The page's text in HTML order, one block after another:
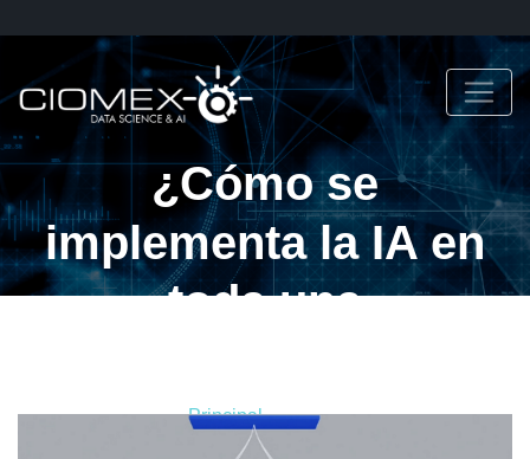
¿Cómo se
implementa la IA en
toda una
Principal
Blog
¿Cómo se implementa la IA en toda una